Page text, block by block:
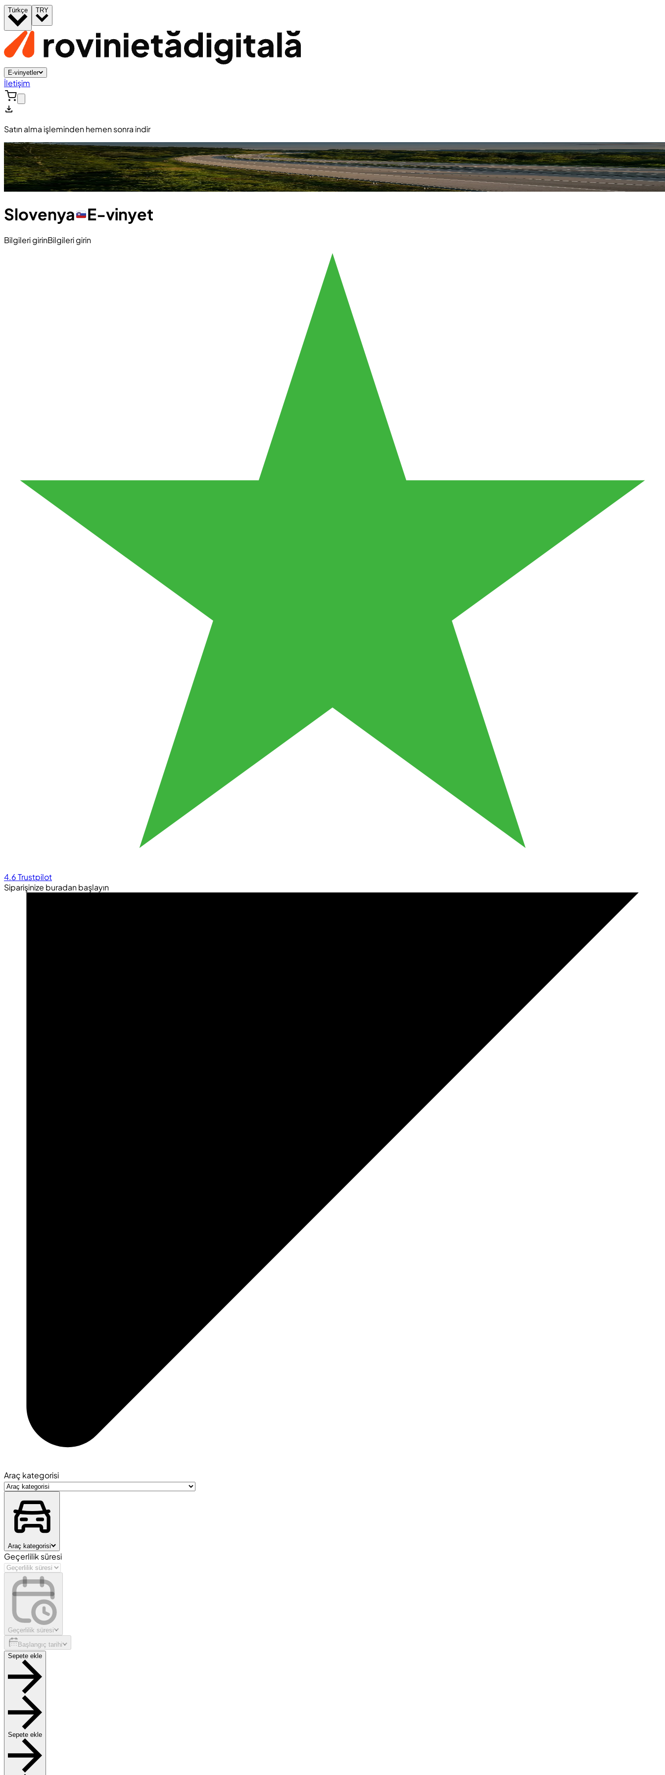
Türkçe TRY
E-vinyetler
İletişim
Satın alma işleminden hemen sonra indir
Slovenya E-vinyet
Bilgileri girinBilgileri girin
4.6Trustpilot
Siparişinize buradan başlayın
Araç kategorisi
Araç kategorisi
Geçerlilik süresi
Geçerlilik süresi
Başlangıç tarihi
Sepete ekle
Sepete ekle